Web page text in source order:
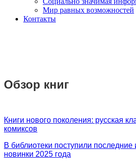
Мир равных возможностей
Контакты
Обзор книг
Книги нового поколения: русская
комиксов
В библиотеки поступили последние
новинки 2025 года